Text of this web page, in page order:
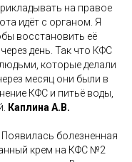
на правое
идёт с органом. Я
восстановить её
день. Так что КФС
которые делали
месяц они были в
КФС и питьё воды,
Каплина А.В.
болезненная
крем на КФС №2